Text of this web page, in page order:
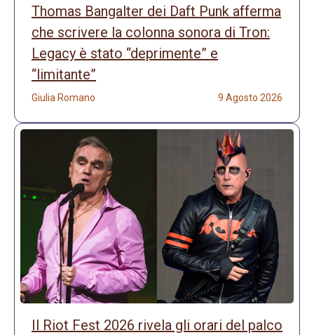
Thomas Bangalter dei Daft Punk afferma
che scrivere la colonna sonora di Tron:
Legacy è stato “deprimente” e
“limitante”
Giulia Romano 9 Agosto 2026
Il Riot Fest 2026 rivela gli orari del palco